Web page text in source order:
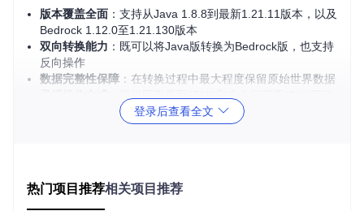
版本覆盖全面 ：支持从Java 1.8.8到最新1.21.11版本，以及
Bedrock 1.12.0至1.21.130版本
双向转换能力 ：既可以将Java版转换为Bedrock版，也支持
反向操作
数据完整性保障 ：在转换过程中最大程度保留原始世界数据
登录后查看全文
热门项目推荐相关项目推荐